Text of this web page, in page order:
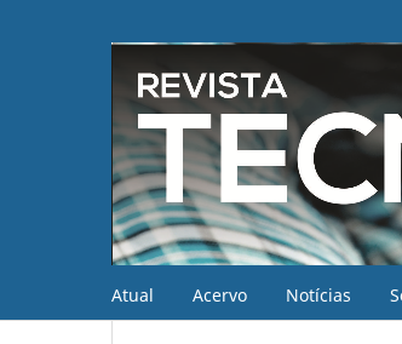
Atual Acervo Notícias